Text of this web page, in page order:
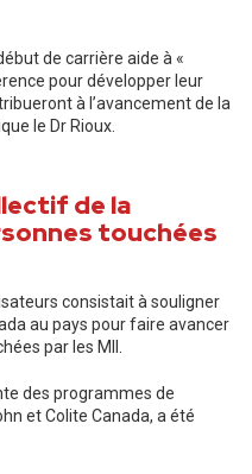
de carrière aide à «
pour développer leur
à l’avancement de la
le Dr Rioux.
de la
touchées
consistait à souligner
au pays pour faire avancer
par les MII.
des programmes de
et Colite Canada, a été